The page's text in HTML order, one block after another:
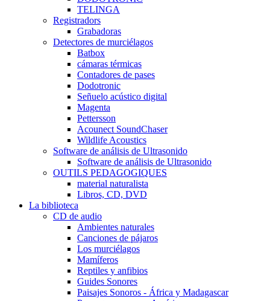
TELINGA
Registradors
Grabadoras
Detectores de murciélagos
Batbox
cámaras térmicas
Contadores de pases
Dodotronic
Señuelo acústico digital
Magenta
Pettersson
Acounect SoundChaser
Wildlife Acoustics
Software de análisis de Ultrasonido
Software de análisis de Ultrasonido
OUTILS PEDAGOGIQUES
material naturalista
Libros, CD, DVD
La biblioteca
CD de audio
Ambientes naturales
Canciones de pájaros
Los murciélagos
Mamíferos
Reptiles y anfibios
Guides Sonores
Paisajes Sonoros - África y Madagascar